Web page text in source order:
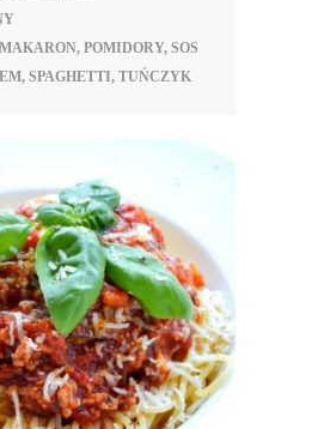
MAKARON, POMIDORY, SOS
, SPAGHETTI, TUŃCZYK